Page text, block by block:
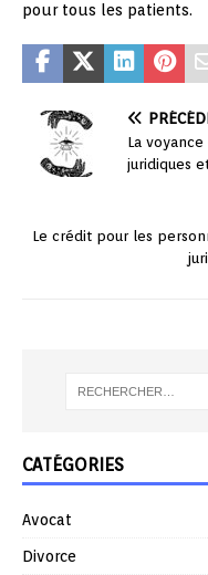
pour tous les patients.
La
juridiques
Le crédit pour les
CATÉGORIES
Avocat
Divorce